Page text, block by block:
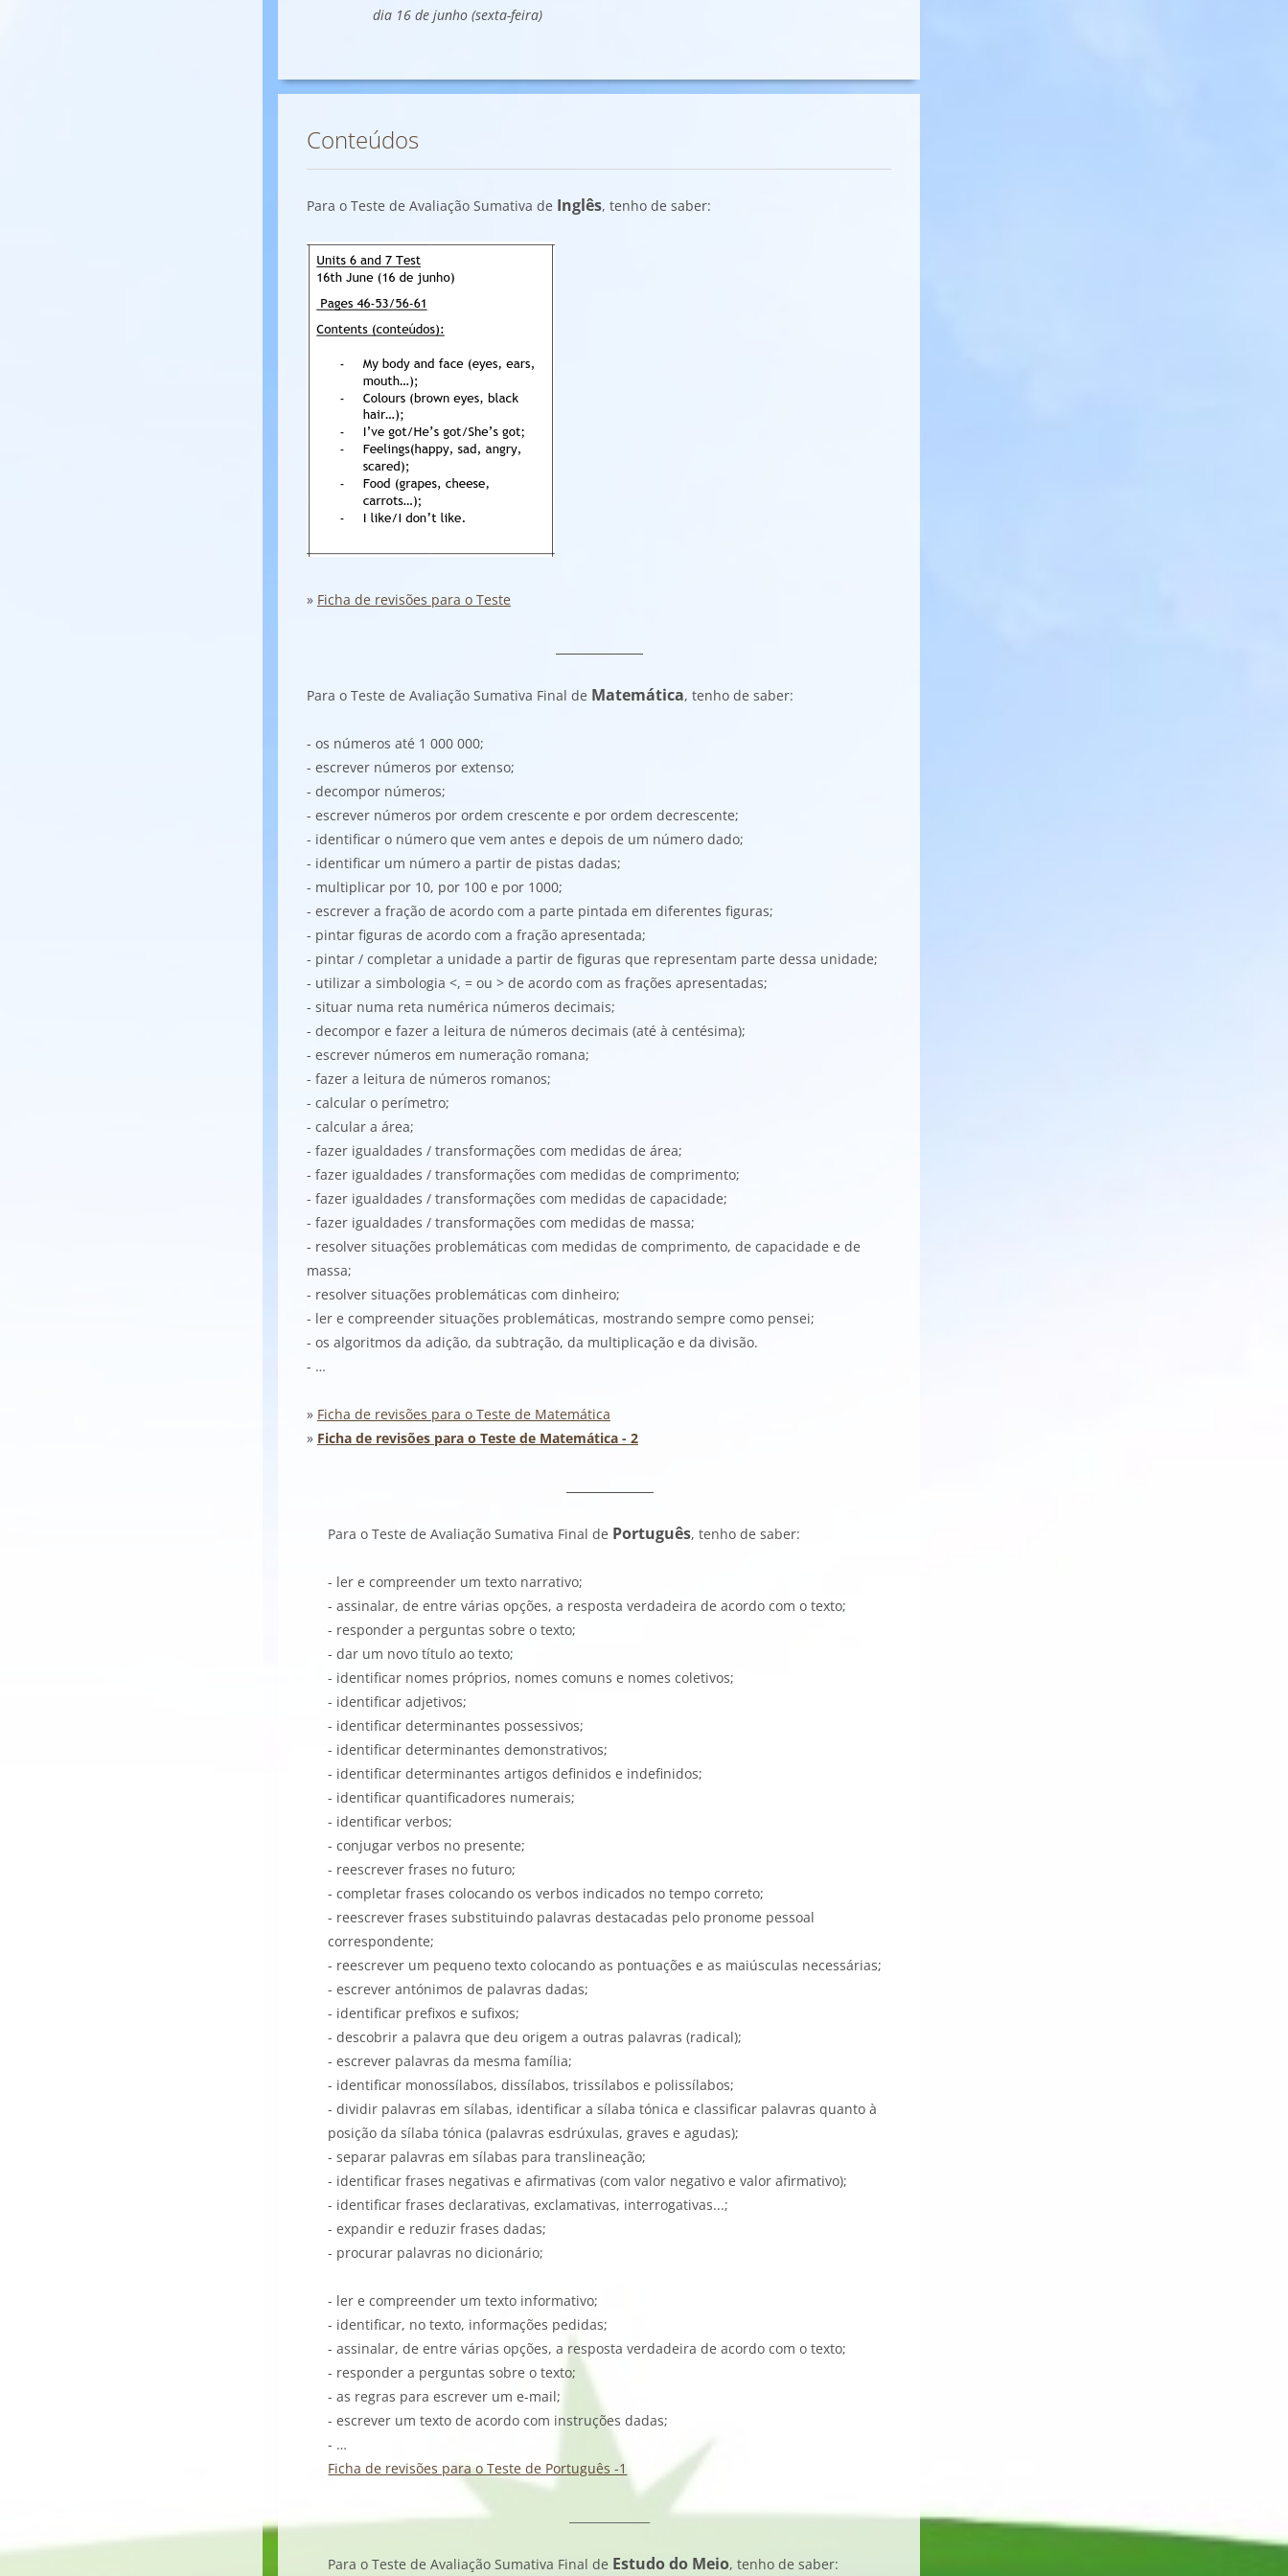
dia 16 de junho (sexta-feira)
Conteúdos
Para o Teste de Avaliação Sumativa de Inglês, tenho de saber:
» Ficha de revisões para o Teste
Para o Teste de Avaliação Sumativa Final de Matemática, tenho de saber:
- os números até 1 000 000;
- escrever números por extenso;
- decompor números;
- escrever números por ordem crescente e por ordem decrescente;
- identificar o número que vem antes e depois de um número dado;
- identificar um número a partir de pistas dadas;
- multiplicar por 10, por 100 e por 1000;
- escrever a fração de acordo com a parte pintada em diferentes figuras;
- pintar figuras de acordo com a fração apresentada;
- pintar / completar a unidade a partir de figuras que representam parte dessa unidade;
- utilizar a simbologia <, = ou > de acordo com as frações apresentadas;
- situar numa reta numérica números decimais;
- decompor e fazer a leitura de números decimais (até à centésima);
- escrever números em numeração romana;
- fazer a leitura de números romanos;
- calcular o perímetro;
- calcular a área;
- fazer igualdades / transformações com medidas de área;
- fazer igualdades / transformações com medidas de comprimento;
- fazer igualdades / transformações com medidas de capacidade;
- fazer igualdades / transformações com medidas de massa;
- resolver situações problemáticas com medidas de comprimento, de capacidade e de
massa;
- resolver situações problemáticas com dinheiro;
- ler e compreender situações problemáticas, mostrando sempre como pensei;
- os algoritmos da adição, da subtração, da multiplicação e da divisão.
- …
» Ficha de revisões para o Teste de Matemática
» Ficha de revisões para o Teste de Matemática - 2
Para o Teste de Avaliação Sumativa Final de Português, tenho de saber:
- ler e compreender um texto narrativo;
- assinalar, de entre várias opções, a resposta verdadeira de acordo com o texto;
- responder a perguntas sobre o texto;
- dar um novo título ao texto;
- identificar nomes próprios, nomes comuns e nomes coletivos;
- identificar adjetivos;
- identificar determinantes possessivos;
- identificar determinantes demonstrativos;
- identificar determinantes artigos definidos e indefinidos;
- identificar quantificadores numerais;
- identificar verbos;
- conjugar verbos no presente;
- reescrever frases no futuro;
- completar frases colocando os verbos indicados no tempo correto;
- reescrever frases substituindo palavras destacadas pelo pronome pessoal
correspondente;
- reescrever um pequeno texto colocando as pontuações e as maiúsculas necessárias;
- escrever antónimos de palavras dadas;
- identificar prefixos e sufixos;
- descobrir a palavra que deu origem a outras palavras (radical);
- escrever palavras da mesma família;
- identificar monossílabos, dissílabos, trissílabos e polissílabos;
- dividir palavras em sílabas, identificar a sílaba tónica e classificar palavras quanto à
posição da sílaba tónica (palavras esdrúxulas, graves e agudas);
- separar palavras em sílabas para translineação;
- identificar frases negativas e afirmativas (com valor negativo e valor afirmativo);
- identificar frases declarativas, exclamativas, interrogativas...;
- expandir e reduzir frases dadas;
- procurar palavras no dicionário;
- ler e compreender um texto informativo;
- identificar, no texto, informações pedidas;
- assinalar, de entre várias opções, a resposta verdadeira de acordo com o texto;
- responder a perguntas sobre o texto;
- as regras para escrever um e-mail;
- escrever um texto de acordo com instruções dadas;
- …
Ficha de revisões para o Teste de Português -1
Para o Teste de Avaliação Sumativa Final de Estudo do Meio, tenho de saber: